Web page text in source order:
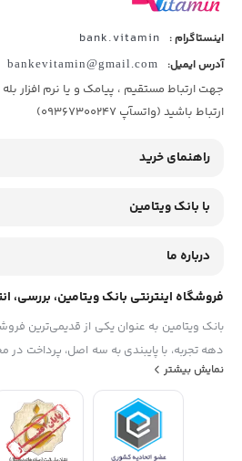
اینستاگرام : bank.vitamin
آدرس ایمیل: bankevitamin@gmail.com
ارتباط باشید (واتسآپ 09367300247)
راهنمای خرید
با بانک ویتامین
درباره ما
فروشگاه اینترنتی بانک ویتامین، بررسی،
بانک ویتامین به عنوان یکی از قدیمی‌ترین
تضمین اصل‌بودن کالا موفق شده تا همگام با
بزرگ‌ترین فروشگاه اینترنتی ایران
دیجی‌کالا با دنیایی از کالا رو به رو می‌شوید!
شما خطور می‌کند در اینجا پیدا خواهید کرد.
نمایش بیشتر